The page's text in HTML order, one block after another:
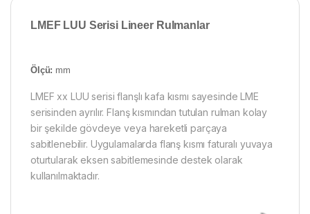
LMEF LUU Serisi Lineer Rulmanlar
Ölçü: mm
LMEF xx LUU serisi flanşlı kafa kısmı sayesinde LME
serisinden ayrılır. Flanş kısmından tutulan rulman kolay
bir şekilde gövdeye veya hareketli parçaya
sabitlenebilir. Uygulamalarda flanş kısmı faturalı yuvaya
oturtularak eksen sabitlemesinde destek olarak
kullanılmaktadır.